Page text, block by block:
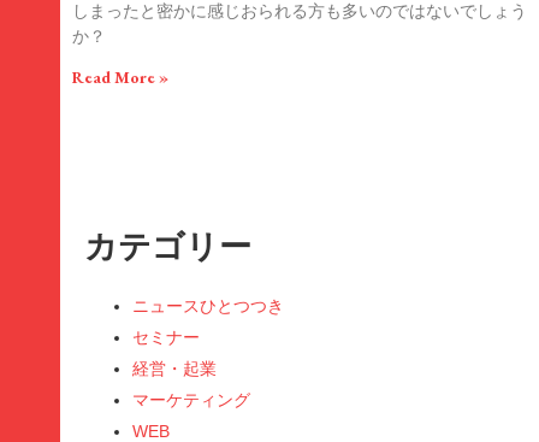
しまったと密かに感じおられる方も多いのではないでしょう
か？
Read More »
カテゴリー
ニュースひとつつき
セミナー
経営・起業
マーケティング
WEB